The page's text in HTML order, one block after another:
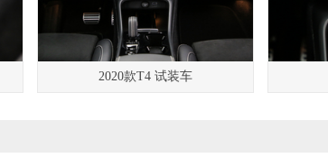
2020款T4 试装车